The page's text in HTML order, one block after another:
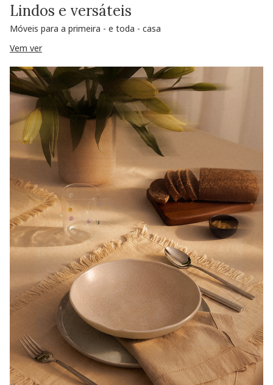
Lindos e versáteis
Móveis para a primeira - e toda - casa
Vem ver